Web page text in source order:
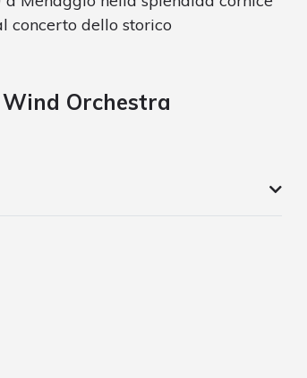
concerto dello storico
Orchestra